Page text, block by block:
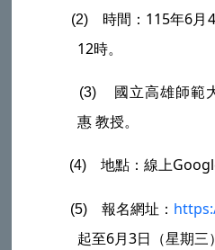
(2) 時間： 115年6月4
12時。
(3) 國立高雄師範
惠教授。
(4) 地點：線上
(5) 報名網址：
起至6月3日（星期三